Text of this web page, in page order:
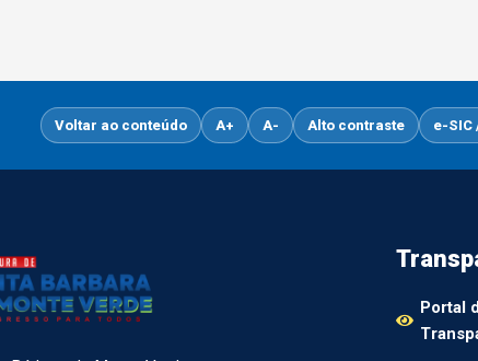
Voltar ao conteúdo A+ A- Alto contraste e-SIC
Portal